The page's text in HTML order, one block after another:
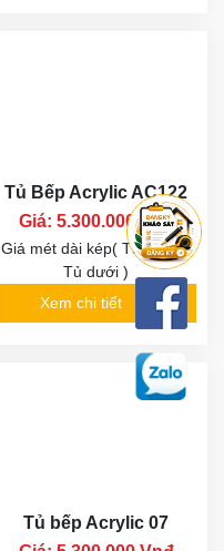
Tủ Bếp Acrylic AC122
Giá: 5.300.000 Vnđ
Giá mét dài kép( Tủ Trên +
Tủ dưới )
Xem chi tiết
Tủ bếp Acrylic 07